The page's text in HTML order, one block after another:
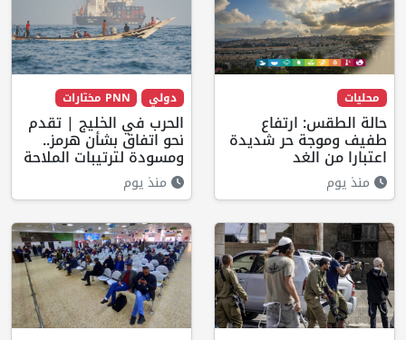
محليات
حالة الطقس: ارتفاع
طفيف وموجة حر شديدة
اعتبارا من الغد
منذ يوم
دولي PNN مختارات
الحرب في الخليج | تقدم
نحو اتفاق بشأن هرمز..
ومسودة لترتيبات الملاحة
منذ يوم